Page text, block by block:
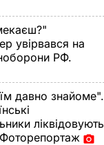
увірвався на
РФ.
давно знайоме".
ліквідовують